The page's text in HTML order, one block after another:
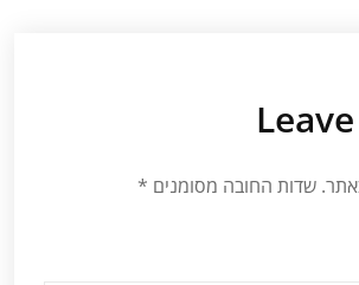
שדות החובה מסומנים *